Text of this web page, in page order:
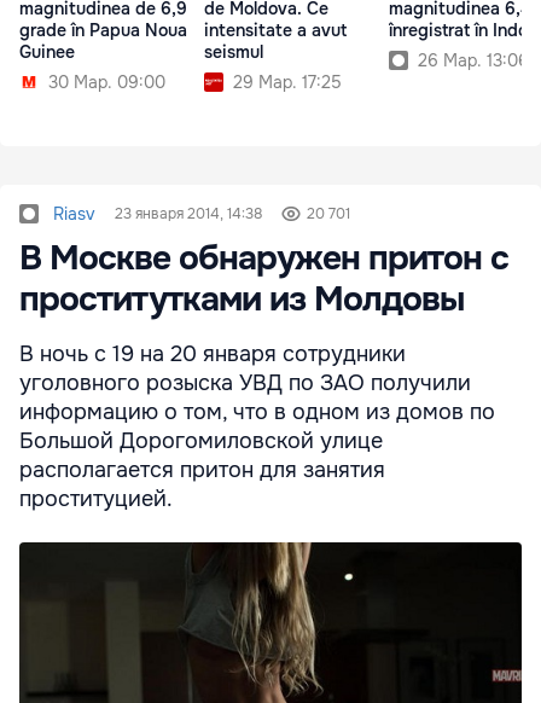
magnitudinea de 6,9
grade în Papua Noua
Guinee
30 Мар. 09:00
de Moldova. Ce
intensitate a avut
seismul
29 Мар. 17:25
magnitudinea 6,4
înregistrat în
26 Мар. 13:06
Riasv 23 января 2014, 14:38 20 701
В Москве обнаружен притон с
проститутками из Молдовы
В ночь с 19 на 20 января сотрудники
уголовного розыска УВД по ЗАО получили
информацию о том, что в одном из домов по
Большой Дорогомиловской улице
располагается притон для занятия
проституцией.